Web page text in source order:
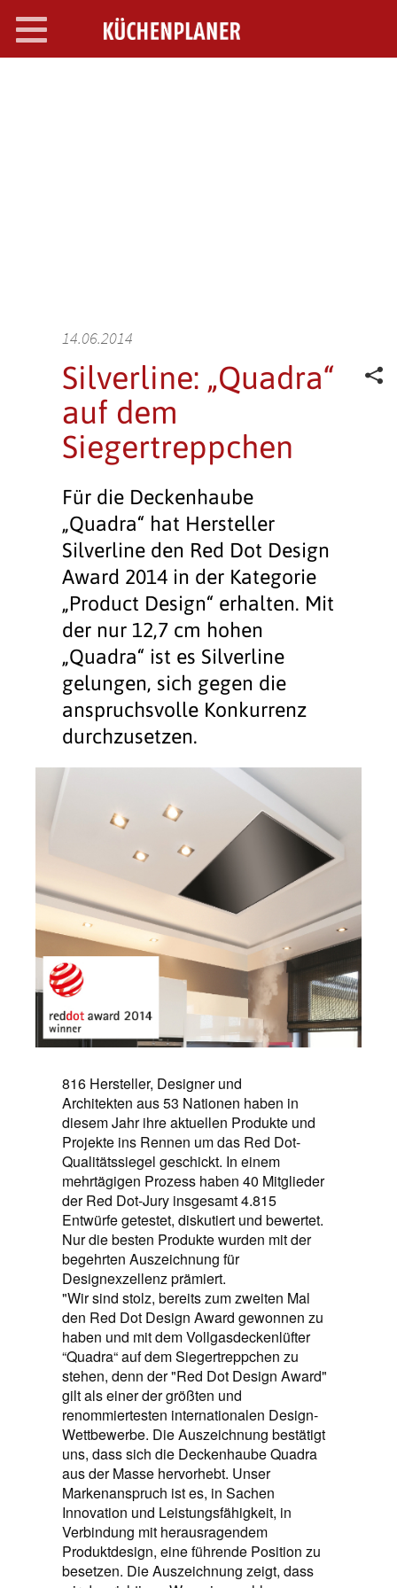
Toggle
navigation
14.06.2014
Silverline: „Quadra“
auf dem
Siegertreppchen
Für die Deckenhaube
„Quadra“ hat Hersteller
Silverline den Red Dot Design
Award 2014 in der Kategorie
„Product Design“ erhalten. Mit
der nur 12,7 cm hohen
„Quadra“ ist es Silverline
gelungen, sich gegen die
anspruchsvolle Konkurrenz
durchzusetzen.
816 Hersteller, Designer und
Architekten aus 53 Nationen haben in
diesem Jahr ihre aktuellen Produkte und
Projekte ins Rennen um das Red Dot-
Qualitätssiegel geschickt. In einem
mehrtägigen Prozess haben 40 Mitglieder
der Red Dot-Jury insgesamt 4.815
Entwürfe getestet, diskutiert und bewertet.
Nur die besten Produkte wurden mit der
begehrten Auszeichnung für
Designexzellenz prämiert.
"Wir sind stolz, bereits zum zweiten Mal
den Red Dot Design Award gewonnen zu
haben und mit dem Vollgasdeckenlüfter
“Quadra“ auf dem Siegertreppchen zu
stehen, denn der "Red Dot Design Award"
gilt als einer der größten und
renommiertesten internationalen Design-
Wettbewerbe. Die Auszeichnung bestätigt
uns, dass sich die Deckenhaube Quadra
aus der Masse hervorhebt. Unser
Markenanspruch ist es, in Sachen
Innovation und Leistungsfähigkeit, in
Verbindung mit herausragendem
Produktdesign, eine führende Position zu
besetzen. Die Auszeichnung zeigt, dass